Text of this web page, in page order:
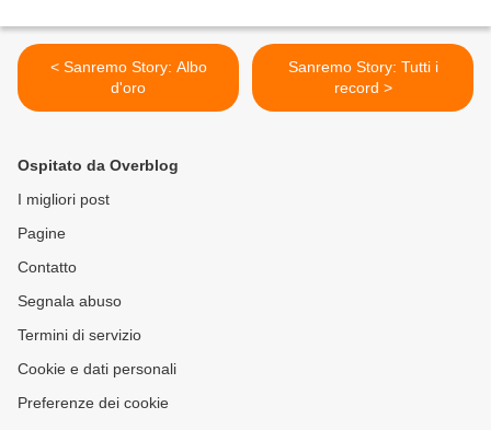
< Sanremo Story: Albo
d'oro
Sanremo Story: Tutti i
record >
Ospitato da Overblog
I migliori post
Pagine
Contatto
Segnala abuso
Termini di servizio
Cookie e dati personali
Preferenze dei cookie